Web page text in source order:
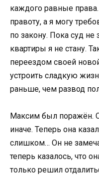
каждого равные
правоту, а я могу
по закону. Пока суд не
квартиры я не стану.
переездом своей
устроить сладкую
раньше, чем развод
Максим был поражён.
иначе. Теперь она
слишком… Он не
теперь казалось, что
только решил